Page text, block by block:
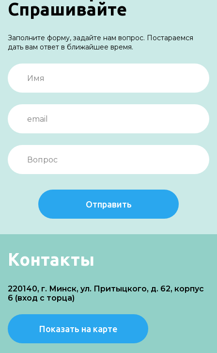
Спрашивайте
Заполните форму, задайте нам вопрос. Постараемся
дать вам ответ в ближайшее время.
Отправить
Контакты
220140, г. Минск, ул. Притыцкого, д. 62, корпус
6 (вход с торца)
Показать на карте